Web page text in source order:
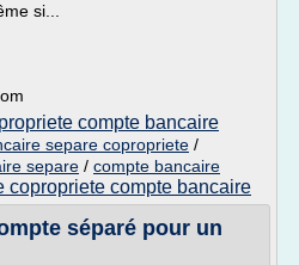
si...
compte bancaire
separe copropriete /
separe / compte bancaire
copropriete compte bancaire
séparé pour un